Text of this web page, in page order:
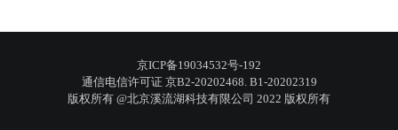
京ICP备19034532号-192
通信电信许可证 京B2-20202468. B1-20202319
版权所有 @北京溪流湖科技有限公司 2022 版权所有